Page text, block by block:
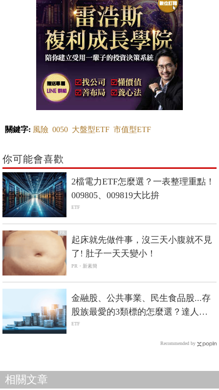
關鍵字: 風險 0050 大盤型ETF 市值型ETF
你可能會喜歡
2檔電力ETF怎麼選？一表整理重點！
009805、009819大比拚
ETF
PR
起床就先做件事，沒三天小腹就不見
了! 肚子一天天變小！
PR・新素簡
金融股、公共事業、民生食品股...存
股族最愛的3類標的怎麼選？達人：
其實ETF是更好的選擇
ETF
Recommended by
相關文章